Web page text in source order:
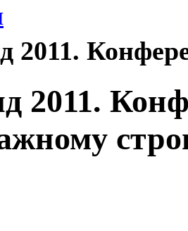
2011.
2011.